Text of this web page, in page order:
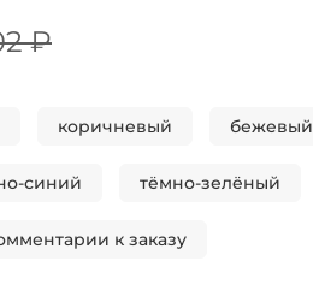
₽
коричневый бежевый
синий тёмно-зелёный
к заказу